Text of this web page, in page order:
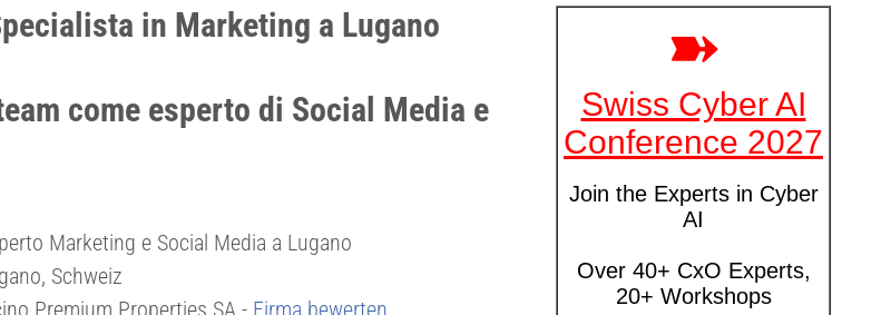
in Marketing a Lugano
come esperto di Social Media e
Marketing e Social Media a Lugano
Schweiz
Premium Properties SA - Firma bewerten